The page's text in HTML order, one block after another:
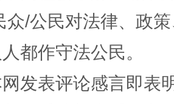
众/公民对法律、政
都作守法公民。
发表评论感言即表